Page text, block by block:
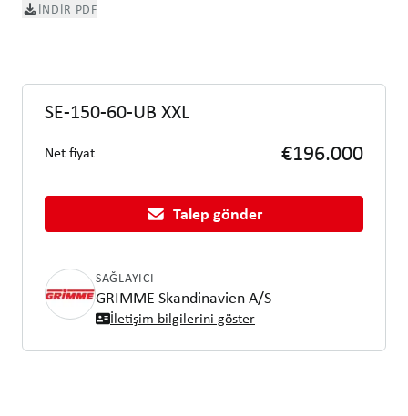
İNDIR PDF
SE-150-60-UB XXL
Net fiyat €196.000
Talep gönder
SAĞLAYICI
GRIMME Skandinavien A/S
İletişim bilgilerini göster